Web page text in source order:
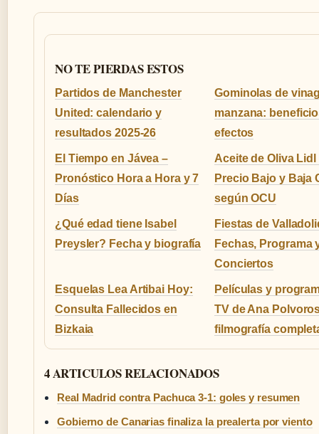
NO TE PIERDAS ESTOS
Partidos de Manchester
United: calendario y
resultados 2025-26
Gominolas de
manzana:
efectos
El Tiempo en Jávea –
Pronóstico Hora a Hora y 7
Días
Aceite de Oliva Lidl
Precio Bajo y Baja
según OCU
¿Qué edad tiene Isabel
Preysler? Fecha y biografía
Fiestas de
Fechas, Programa
Conciertos
Esquelas Lea Artibai Hoy:
Consulta Fallecidos en
Bizkaia
Películas y
TV de Ana
filmografía
4 ARTICULOS RELACIONADOS
Real Madrid contra Pachuca 3-1: goles y resumen
Gobierno de Canarias finaliza la prealerta por viento